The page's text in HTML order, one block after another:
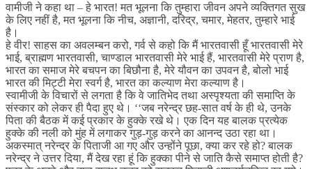
वामीजी ने कहा था – हे भारत! मत भूलना कि तुम्हारा जीवन अपने व्यक्तिगत सुख
के लिए नहीं है, मत भूलना कि नीच, अज्ञानी, दरिद्र, चमार, मेहतर, तुम्हारे भाई
है।
हे वीर! साहस का अवलम्बन करो, गर्व से कहो कि मैं भारतवासी हूँ भारतवासी मेरे
भाई, ब्राह्मण भारतवासी, चाण्डाल भारतवासी मेरे भाई हैं, भारतवासी मेरे प्राण है,
भारत का समाज मेरे बचपन का बिछौना है, मेरे यौवन का उपवन है, बोलो भाई
भारत की मिट्टी मेरा स्वर्ग है, भारत का कल्याण मेरा कल्याण है।
स्वामीजी के विचारों से लगता है कि वे जातिभेद तथा अस्पृश्यता की समाप्ति के
संस्कार को लेकर ही पैदा हुए थे। ‘‘जब नरेन्द्र छह-सात वर्ष के ही थे, उनके
पिता की बैठक में कई प्रकार के हुक्के रखे थे। एक दिन यह बालक प्रत्येक
हुक्के की नली को मुंह में लगाकर गुड़-गुड़ करने का आनन्द उठा रहा था।
अकस्मात् नरेन्द्र के पिताजी आ गए और उन्होंने पूछा, क्या कर रहे हो? बालक
नरेन्द्र ने उत्तर दिया, मैं देख रहा हूं कि हुक्का पीने से जाति कैसे समाप्त होती है?